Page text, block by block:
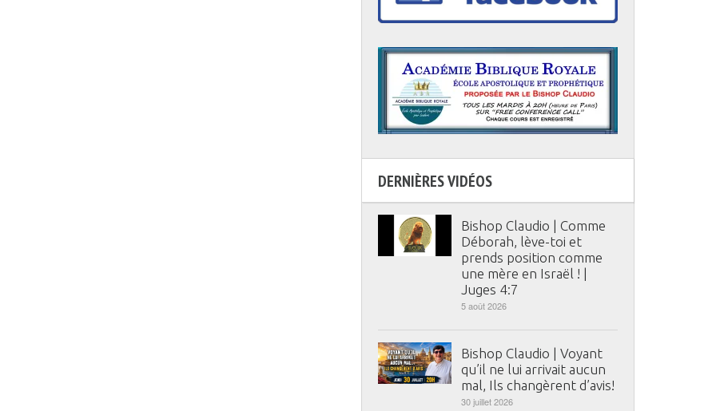
DERNIÈRES VIDÉOS
Bishop Claudio | Comme
Déborah, lève-toi et
prends position comme
une mère en Israël ! |
Juges 4:7
5 août 2026
Bishop Claudio | Voyant
qu’il ne lui arrivait aucun
mal, Ils changèrent d’avis!
30 juillet 2026